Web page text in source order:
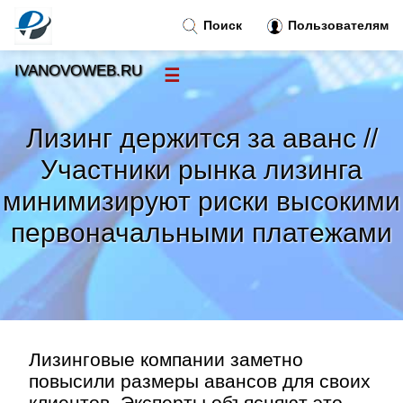
Лизинг держится за аванс //
Участники рынка лизинга
минимизируют риски высокими
первоначальными платежами
Лизинговые компании заметно
повысили размеры авансов для своих
Поиск Пользователям
IVANOVOWEB.RU ☰
Тренды новостей»
Рубрики»
Правила »